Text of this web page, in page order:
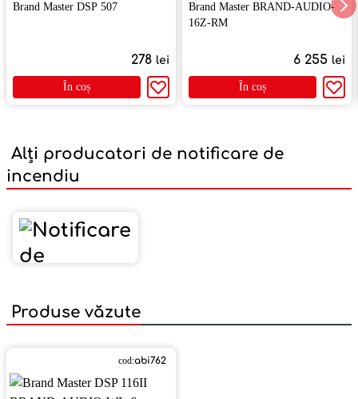
Brand Master DSP 507
278 lei
În coș
Brand Master BRAND-AUDIO-
16Z-RM
6 255 lei
În coș
Alți producatori de notificare de
incendiu
Produse văzute
cod:abi762